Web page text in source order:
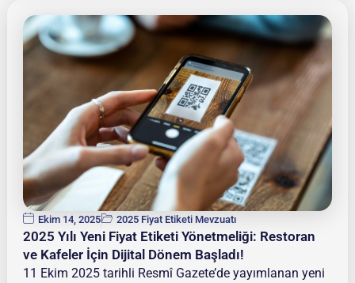
Ekim 14, 2025 2025 Fiyat Etiketi Mevzuatı
2025 Yılı Yeni Fiyat Etiketi Yönetmeliği: Restoran
ve Kafeler İçin Dijital Dönem Başladı!
11 Ekim 2025 tarihli Resmî Gazete’de yayımlanan yeni